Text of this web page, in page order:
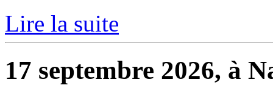
Lire la suite
17 septembre 2026, à